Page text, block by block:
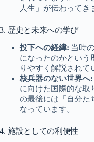
人生」が伝わってき
3. 歴史と未来への学び
投下への経緯: 当時
になったのかという
りやすく解説されて
核兵器のない世界へ:
に向けた国際的な取
の最後には「自分た
なっています。
4. 施設としての利便性